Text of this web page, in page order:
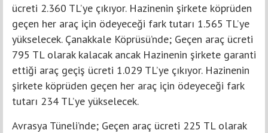
ücreti 2.360 TL’ye çıkıyor. Hazinenin şirkete köprüden
geçen her araç için ödeyeceği fark tutarı 1.565 TL’ye
yükselecek. Çanakkale Köprüsü’nde; Geçen araç ücreti
795 TL olarak kalacak ancak Hazinenin şirkete garanti
ettiği araç geçiş ücreti 1.029 TL’ye çıkıyor. Hazinenin
şirkete köprüden geçen her araç için ödeyeceği fark
tutarı 234 TL’ye yükselecek.
Avrasya Tüneli’nde; Geçen araç ücreti 225 TL olarak